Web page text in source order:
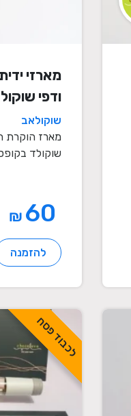
מארזי
ודפי
שוקולאב
מארז הוקרת
שוקולד
₪
להזמנה
לכבוד פסח